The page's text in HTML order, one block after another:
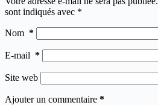
sont indiqués avec *
Nom *
E-mail *
Site web
Ajouter un commentaire *